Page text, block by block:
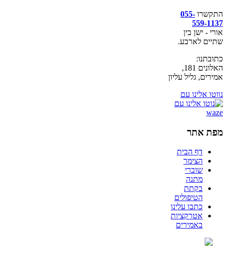
התקשרו 055-
559-1137
אורי - ישן בין
שתיים לארבע.
כתובתנו:
האלונים 181,
אמירים, גליל עליון
נווטו אלינו עם
מפת אתר
דף הבית
הצימר
שוברי
מתנה
בקתת
הטיפולים
כתבו עלינו
אטרקציות
באמירים